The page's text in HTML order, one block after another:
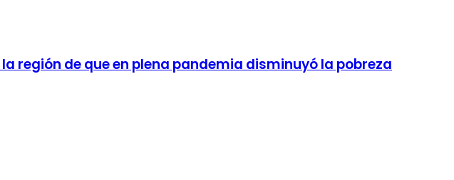
región de que en plena pandemia disminuyó la pobreza